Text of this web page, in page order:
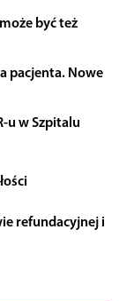
być też
pacjenta. Nowe
u w Szpitalu
refundacyjnej i